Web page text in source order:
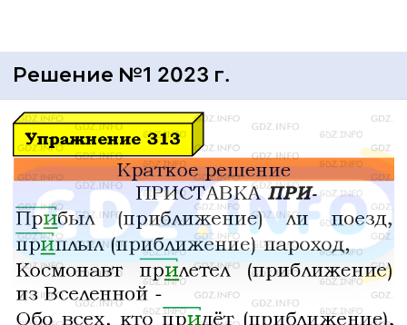
Решение №1 2023 г.